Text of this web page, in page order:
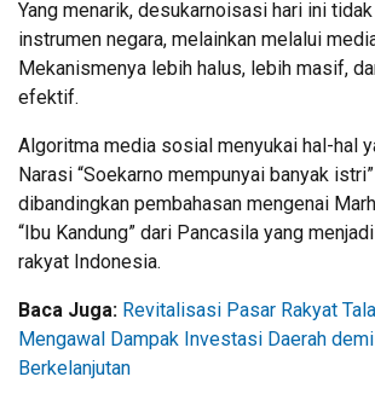
Yang menarik, desukarnoisasi hari ini
instrumen negara, melainkan melalui
Mekanismenya lebih halus, lebih masif,
efektif.
Algoritma media sosial menyukai hal-hal
Narasi “Soekarno mempunyai banyak
dibandingkan pembahasan mengenai
“Ibu Kandung” dari Pancasila yang
rakyat Indonesia.
Baca Juga: Revitalisasi Pasar Rakyat
Mengawal Dampak Investasi Daerah
Berkelanjutan